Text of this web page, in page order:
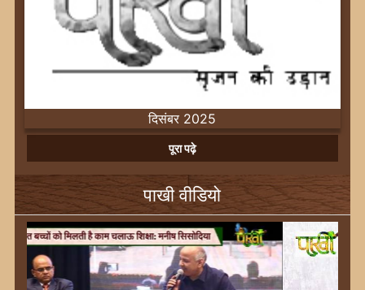
दिसंबर 2025
Previous
Next
पूरा पढ़े
पाखी वीडियो